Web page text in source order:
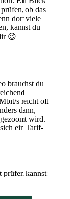
ob das
dort viele
kannst du
😉
brauchst du
s reicht oft
dann,
wird.
ein Tarif-
prüfen kannst: